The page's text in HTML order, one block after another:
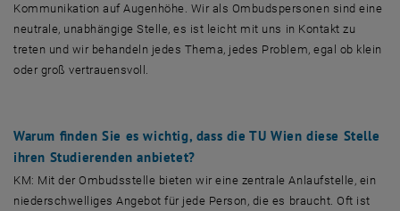
Kommunikation auf Augenhöhe. Wir als Ombudspersonen sind eine
neutrale, unabhängige Stelle, es ist leicht mit uns in Kontakt zu
treten und wir behandeln jedes Thema, jedes Problem, egal ob klein
oder groß vertrauensvoll.
Warum finden Sie es wichtig, dass die TU Wien diese Stelle
ihren Studierenden anbietet?
KM: Mit der Ombudsstelle bieten wir eine zentrale Anlaufstelle, ein
niederschwelliges Angebot für jede Person, die es braucht. Oft ist